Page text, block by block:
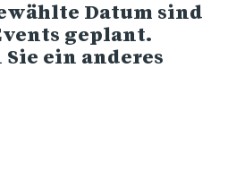
Datum sind
geplant.
ein anderes